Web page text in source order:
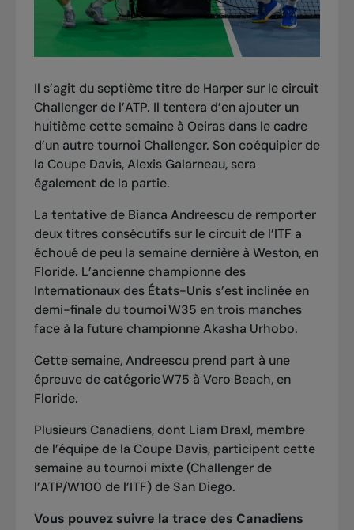
Il s’agit du septième titre de Harper sur le circuit
Challenger de l’ATP. Il tentera d’en ajouter un
huitième cette semaine à Oeiras dans le cadre
d’un autre tournoi Challenger. Son coéquipier de
la Coupe Davis, Alexis Galarneau, sera
également de la partie.
La tentative de Bianca Andreescu de remporter
deux titres consécutifs sur le circuit de l’ITF a
échoué de peu la semaine dernière à Weston, en
Floride. L’ancienne championne des
Internationaux des États-Unis s’est inclinée en
demi-finale du tournoi W35 en trois manches
face à la future championne Akasha Urhobo.
Cette semaine, Andreescu prend part à une
épreuve de catégorie W75 à Vero Beach, en
Floride.
Plusieurs Canadiens, dont Liam Draxl, membre
de l’équipe de la Coupe Davis, participent cette
semaine au tournoi mixte (Challenger de
l’ATP/W100 de l’ITF) de San Diego.
Vous pouvez suivre la trace des Canadiens